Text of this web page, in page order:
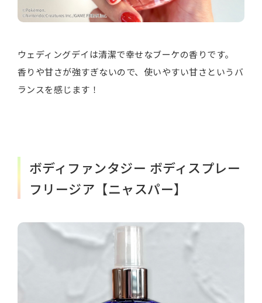
ウェディングデイは清潔で幸せなブーケの香りです。
香りや甘さが強すぎないので、使いやすい甘さというバ
ランスを感じます！
ボディファンタジー ボディスプレー
フリージア【ニャスパー】